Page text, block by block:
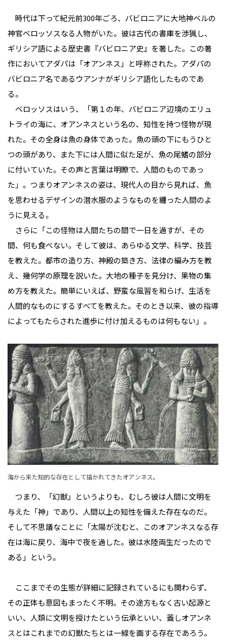
時代は下って紀元前300年ごろ、バビロニアに大地神ベルの
神官ベロッソスなる人物がいた。彼は古代の書庫を渉猟し、
ギリシア語による歴史書『バビロニア史』を著した。この著
作においてアダパは「オアンネス」と呼称された。アダパの
バビロニア名であるウアンナがギリシア語化したものであ
る。
ベロッソスはいう、「第１の年、バビロニア辺境のエリュ
トライの海に、オアンネスという名の、知性を持つ怪物が現
れた。その全身は魚の身体であった。魚の頭の下にもうひと
つの頭があり、また下には人間に似た足が、魚の尾鰭の部分
に付いていた。その声と言葉は明瞭で、人間のものであっ
た」。つまりオアンネスの姿は、現代人の目から見れば、魚
を思わせるデザインの潜水服のようなものを纏った人間のよ
うに見える。
さらに「この怪物は人間たちの間で一日を過すが、その
間、何も食べない。そして彼は、あらゆる文学、科学、技芸
を教えた。都市の造り方、神殿の築き方、法律の編み方を教
え、幾何学の原理を説いた。大地の種子を見分け、果物の集
め方を教えた。簡単にいえば、野蛮な風習を和らげ、生活を
人間的なものにするすべてを教えた。そのとき以来、彼の指導
によってもたらされた進歩に付け加えるものは何もない」。
海から来た知的な存在として描かれてきたオアンネス。
つまり、「幻獣」というよりも、むしろ彼は人間に文明を
与えた「神」であり、人間以上の知性を備えた存在なのだ。
そして不思議なことに「太陽が沈むと、このオアンネスなる存
在は海に戻り、海中で夜を過した。彼は水陸両生だったので
ある」という。
ここまでその生態が詳細に記録されているにも関わらず、
その正体も意図もまったく不明。その途方もなく古い起源と
いい、人類に文明を授けたという伝承といい、蓋しオアンネ
スとはこれまでの幻獣たちとは一線を画する存在であろう。